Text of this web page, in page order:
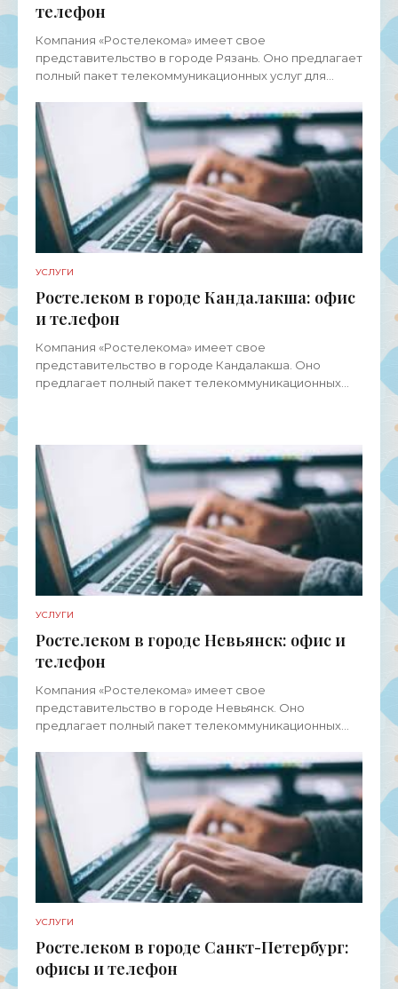
телефон
Компания «Ростелекома» имеет свое
представительство в городе Рязань. Оно предлагает
полный пакет телекоммуникационных услуг для
бизнеса, а также
УСЛУГИ
Ростелеком в городе Кандалакша: офис
и телефон
Компания «Ростелекома» имеет свое
представительство в городе Кандалакша. Оно
предлагает полный пакет телекоммуникационных
УСЛУГИ
Ростелеком в городе Невьянск: офис и
телефон
Компания «Ростелекома» имеет свое
представительство в городе Невьянск. Оно
предлагает полный пакет телекоммуникационных
и малого бизнеса, а также
УСЛУГИ
Ростелеком в городе Санкт-Петербург:
офисы и телефон